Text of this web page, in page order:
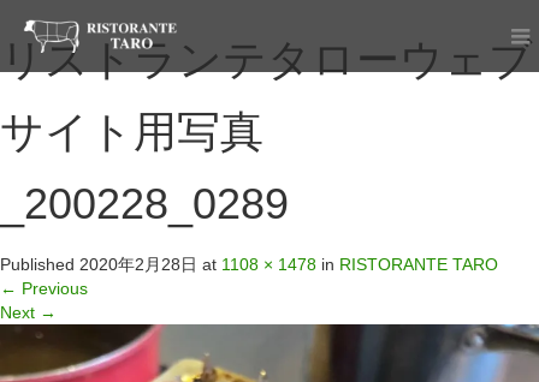
リストランテタローウェブ
サイト用写真
_200228_0289
Published 2020年2月28日 at 1108 × 1478 in RISTORANTE TARO
← Previous
Next →